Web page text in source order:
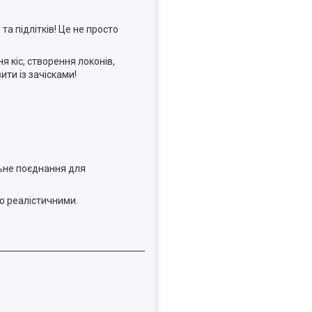
підлітків! Це не просто
створення локонів,
із зачісками!
поєднання для
реалістичними.